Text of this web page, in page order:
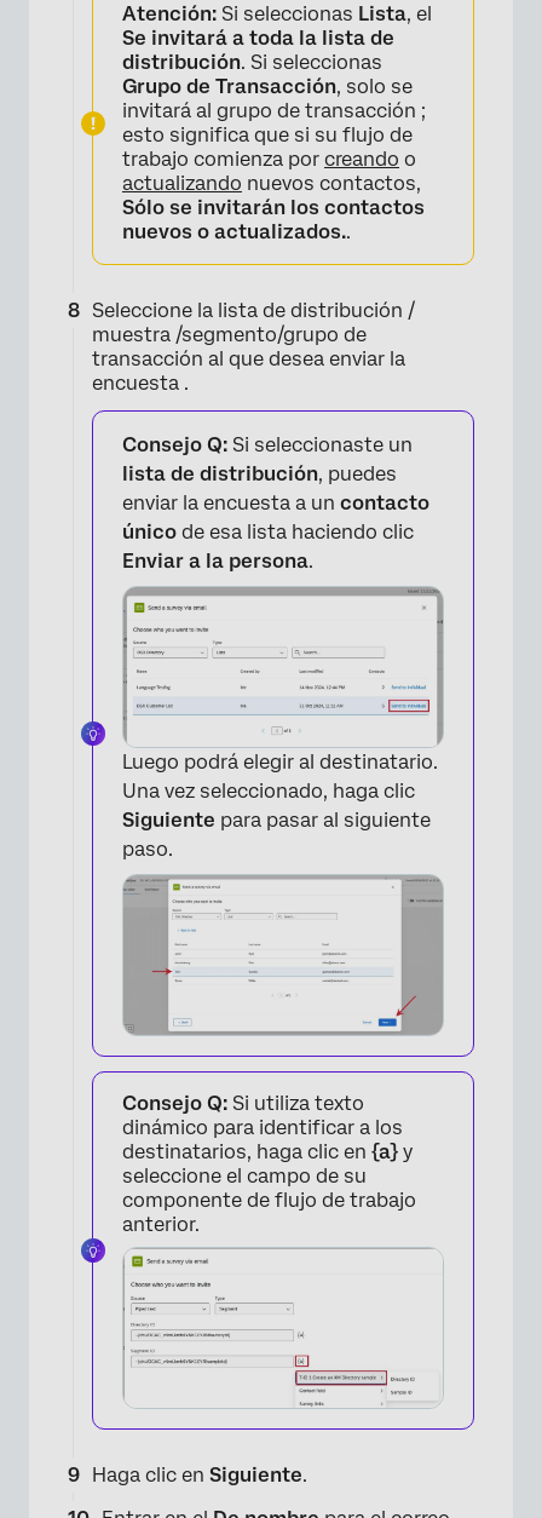
Atención: Si seleccionas Lista, el
Se invitará a toda la lista de
distribución. Si seleccionas
Grupo de Transacción, solo se
invitará al grupo de transacción ;
esto significa que si su flujo de
trabajo comienza por creando o
actualizando nuevos contactos,
Sólo se invitarán los contactos
nuevos o actualizados..
Seleccione la lista de distribución /
muestra /segmento/grupo de
transacción al que desea enviar la
encuesta .
Consejo Q: Si seleccionaste un
lista de distribución, puedes
enviar la encuesta a un contacto
único de esa lista haciendo clic
Enviar a la persona.
Luego podrá elegir al destinatario.
Una vez seleccionado, haga clic
Siguiente para pasar al siguiente
paso.
Consejo Q: Si utiliza texto
dinámico para identificar a los
destinatarios, haga clic en {a} y
seleccione el campo de su
componente de flujo de trabajo
anterior.
Haga clic en Siguiente.